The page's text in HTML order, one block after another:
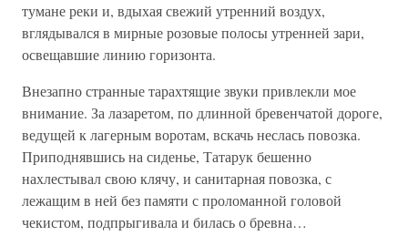
тумане реки и, вдыхая свежий утренний воздух,
вглядывался в мирные розовые полосы утренней зари,
освещавшие линию горизонта.
Внезапно странные тарахтящие звуки привлекли мое
внимание. За лазаретом, по длинной бревенчатой дороге,
ведущей к лагерным воротам, вскачь неслась повозка.
Приподнявшись на сиденье, Татарук бешенно
нахлестывал свою клячу, и санитарная повозка, с
лежащим в ней без памяти с проломанной головой
чекистом, подпрыгивала и билась о бревна…